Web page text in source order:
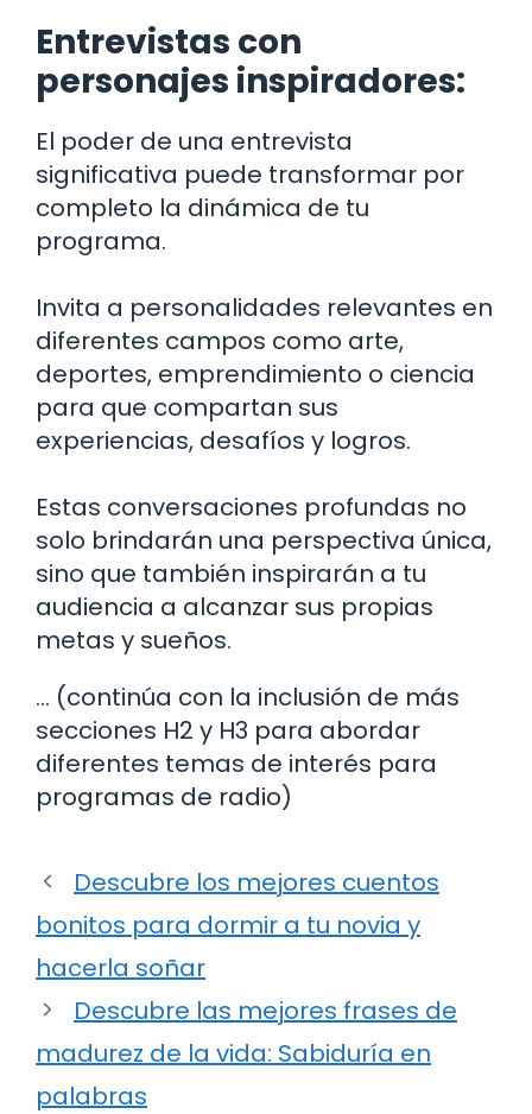
Entrevistas con
personajes inspiradores:
El poder de una entrevista
significativa puede transformar por
completo la dinámica de tu
programa.
Invita a personalidades relevantes en
diferentes campos como arte,
deportes, emprendimiento o ciencia
para que compartan sus
experiencias, desafíos y logros.
Estas conversaciones profundas no
solo brindarán una perspectiva única,
sino que también inspirarán a tu
audiencia a alcanzar sus propias
metas y sueños.
… (continúa con la inclusión de más
secciones H2 y H3 para abordar
diferentes temas de interés para
programas de radio)
Descubre los mejores cuentos
bonitos para dormir a tu novia y
hacerla soñar
Descubre las mejores frases de
madurez de la vida: Sabiduría en
palabras